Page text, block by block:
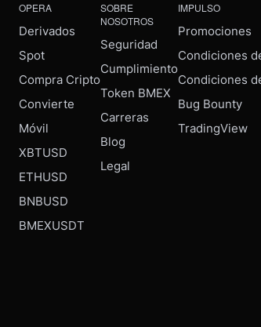
OPERA
Derivados
Spot
Compra Cripto
Convierte
Móvil
XBTUSD
ETHUSD
BNBUSD
BMEXUSDT
SOBRE
NOSOTROS
Seguridad
Cumplimiento
Token BMEX
Carreras
Blog
Legal
IMPULSO
Promociones
Condiciones
Condiciones
Bug Bounty
TradingView